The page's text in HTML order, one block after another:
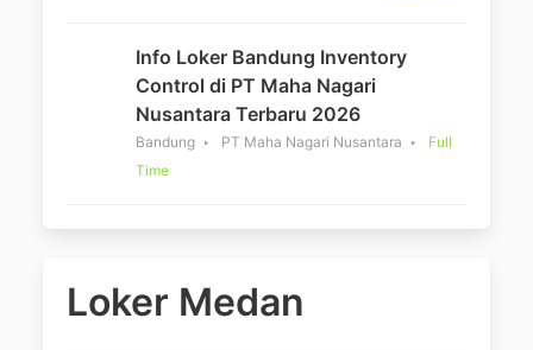
Info Loker Bandung Inventory
Control di PT Maha Nagari
Nusantara Terbaru 2026
Bandung PT Maha Nagari Nusantara
Full
Time
Loker Medan